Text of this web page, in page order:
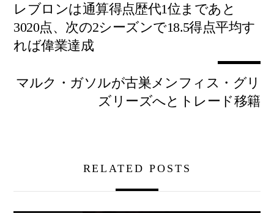
レブロンは通算得点歴代1位まであと
3020点、次の2シーズンで18.5得点平均す
れば偉業達成
マルク・ガソルが古巣メンフィス・グリ
ズリーズへとトレード移籍
RELATED POSTS